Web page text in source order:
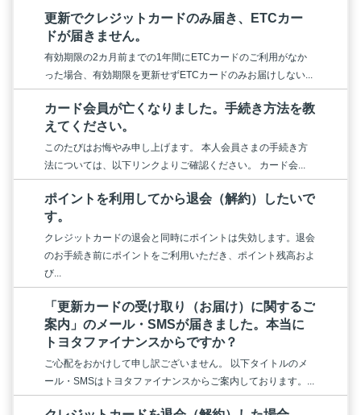
更新でクレジットカードのみ届き、ETCカー
ドが届きません。
有効期限の2カ月前までの1年間にETCカードのご利用がなか
った場合、有効期限を更新せずETCカードのみお届けしない...
カード会員が亡くなりました。手続き方法を教
えてください。
このたびはお悔やみ申し上げます。 本人会員さまの手続き方
法については、以下リンクよりご確認ください。 カード会...
ポイントを利用してから退会（解約）したいで
す。
クレジットカードの退会と同時にポイントは失効します。退会
のお手続き前にポイントをご利用いただき、ポイント残高およ
び...
「更新カードの受け取り（お届け）に関するご
案内」のメール・SMSが届きました。本当に
トヨタファイナンスからですか？
ご心配をおかけして申し訳ございません。 以下タイトルのメ
ール・SMSはトヨタファイナンスからご案内しております。...